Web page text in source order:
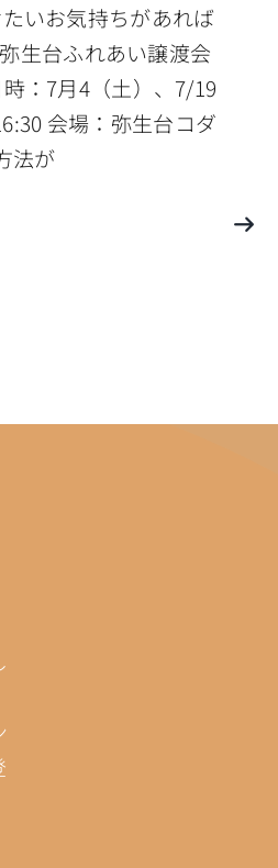
いお気持ちがあれば
生台ふれあい譲渡会
時：7月4（土）、7/19
会場：弥生台コダ
法が